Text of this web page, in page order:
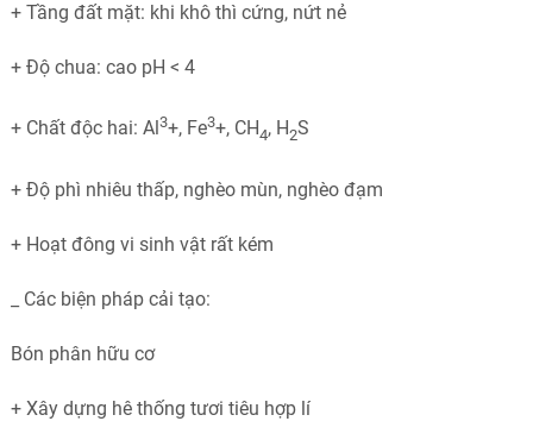
+ Tầng đất mặt: khi khô thì cứng, nứt nẻ
+ Độ chua: cao pH < 4
+ Chất độc hai: Al 3+, Fe3+, CH4, H2S
+ Độ phì nhiêu thấp, nghèo mùn, nghèo đạm
+ Hoạt đông vi sinh vật rất kém
_ Các biện pháp cải tạo:
Bón phân hữu cơ
+ Xây dựng hê thống tươi tiêu hợp lí